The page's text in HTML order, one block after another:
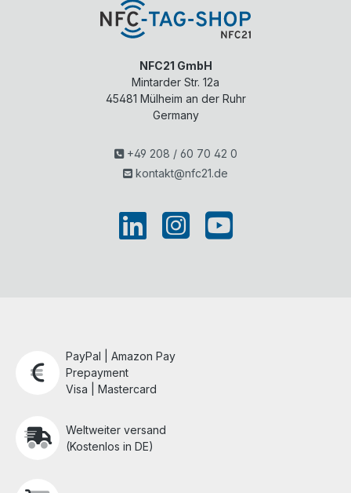
NFC21 GmbH
Mintarder Str. 12a
45481 Mülheim an der Ruhr
Germany
+49 208 / 60 70 42 0
kontakt@nfc21.de
PayPal | Amazon Pay
Prepayment
Visa | Mastercard
Weltweiter versand
(Kostenlos in DE)